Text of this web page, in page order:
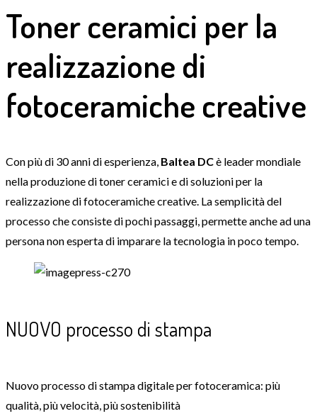
Toner ceramici per la
realizzazione di
fotoceramiche creative
Con più di 30 anni di esperienza, Baltea DCè leader mondiale
nella produzione di toner ceramici e di soluzioni per la
realizzazione di fotoceramiche creative. La semplicità del
processo che consiste di pochi passaggi, permette anche ad una
persona non esperta di imparare la tecnologia in poco tempo.
NUOVO processo di stampa
Nuovo processo di stampa digitale per fotoceramica: più
qualità, più velocità, più sostenibilità